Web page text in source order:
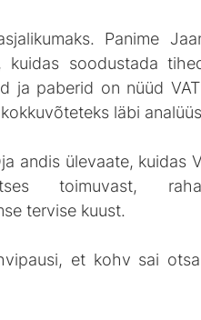
Panime
kuidas soodustada
ja paberid on nüüd
läbi
andis ülevaate, kuidas
toimuvast,
tervise kuust.
et kohv sai